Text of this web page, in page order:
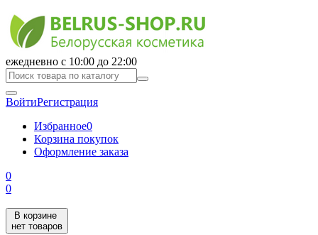
ежедневно с 10:00 до 22:00
ВойтиРегистрация
Избранное0
Корзина покупок
Оформление заказа
0
0
В корзине
нет товаров